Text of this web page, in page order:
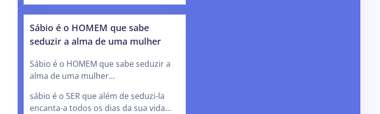
Sábio é o HOMEM que sabe
seduzir a alma de uma mulher
Sábio é o HOMEM que sabe seduzir a
alma de uma mulher…
sábio é o SER que além de seduzi-la
encanta-a todos os dias da sua vida…